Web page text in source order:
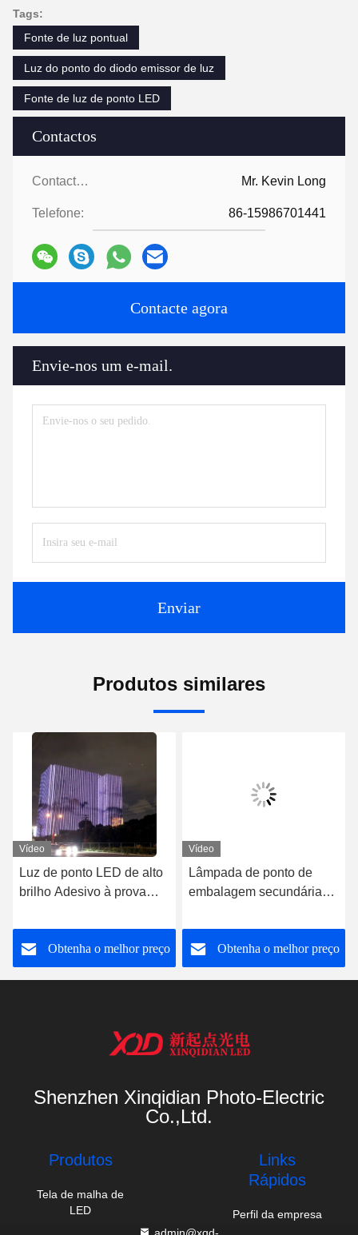
Contactos
Contactos: Mr. Kevin Long
Telefone: 86-15986701441
Contacte agora
Envie-nos um e-mail.
Enviar
Tags:
Fonte de luz pontual
Luz do ponto do diodo emissor de luz
Fonte de luz de ponto LED
Produtos similares
LED de alto
à prova
o melhor preço
Vídeo
Lâmpada de ponto de
embalagem secundária
externa DC24V 1000lm
Obtenha o melhor preço
Outdoor dois
embalagem
d'água 60W
Obtenha
Shenzhen Xinqidian Photo-Electric
Co.,Ltd.
Produtos
Tela de malha de
LED
admin@xqd-
Links
Rápidos
Perfil da empresa